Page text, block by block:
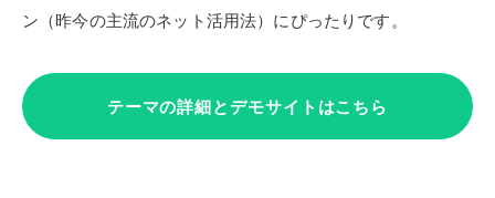
ン（昨今の主流のネット活用法）にぴったりです。
テーマの詳細とデモサイトはこちら